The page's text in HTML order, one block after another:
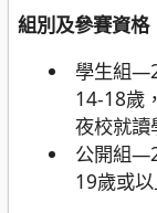
組別及參賽資格
學生組
14-18歲
夜校就讀
公開組
19歲或